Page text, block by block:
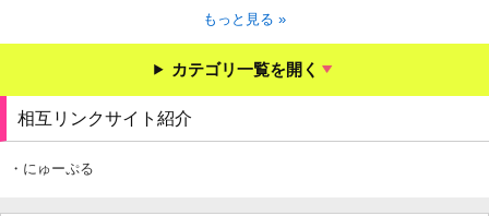
もっと見る »
カテゴリ一覧を開く
相互リンクサイト紹介
・にゅーぷる